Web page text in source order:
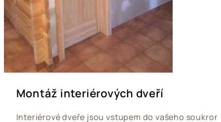
Montáž interiérových dveří
Interiérové dveře jsou vstupem do vašeho